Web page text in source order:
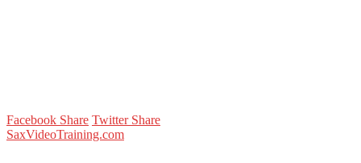
Facebook Share Twitter Share
SaxVideoTraining.com